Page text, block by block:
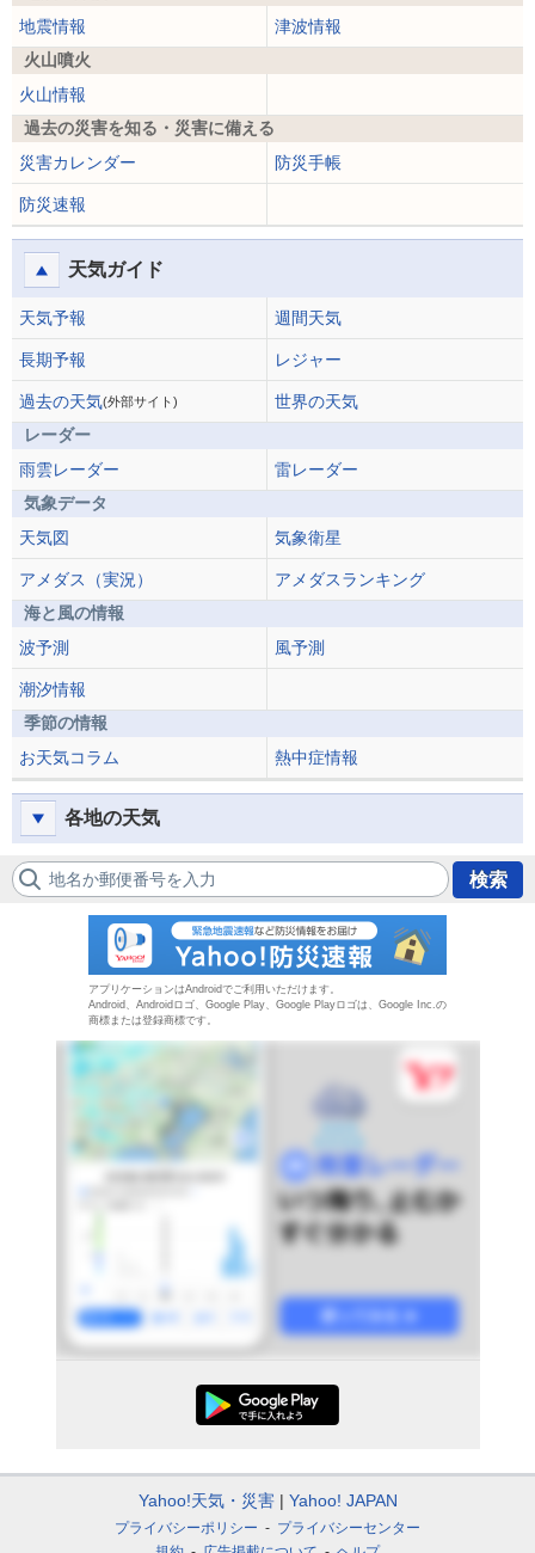
地震情報
津波情報
火山噴火
火山情報
過去の災害を知る・災害に備える
災害カレンダー
防災手帳
防災速報
天気ガイド
天気予報 週間天気
長期予報 レジャー
過去の天気(外部サイト)
世界の天気
レーダー
雨雲レーダー
雷レーダー
気象データ
天気図
気象衛星
アメダス（実況）
アメダスランキング
海と風の情報
波予測
風予測
潮汐情報
季節の情報
お天気コラム
熱中症情報
各地の天気
地名か郵便番号を入力 検索
アプリケーションはAndroidでご利用いただけます。
Android、Androidロゴ、Google Play、Google Playロゴは、Google Inc.の
商標または登録商標です。
Yahoo!天気・災害 Yahoo! JAPAN
プライバシーポリシー
プライバシーセンター